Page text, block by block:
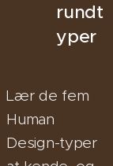
rundt
yper
Lær de fem
Human
Design-typer